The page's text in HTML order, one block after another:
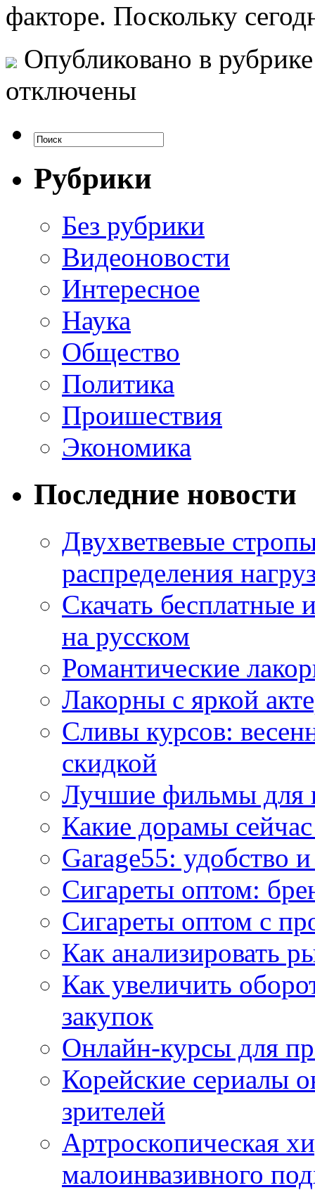
факторе. Поскольку
Опубликовано в
отключены
Рубрики
Без рубрики
Видеоновости
Интересное
Наука
Общество
Политика
Проишествия
Экономика
Последние новости
Двухветвевые
распределения
Скачать
на русском
Романтические
Лакорны с яркой
Сливы курсов:
скидкой
Лучшие фильмы для
Какие дорамы
Garage55: удобство
Сигареты оптом:
Сигареты оптом с
Как анализировать
Как увеличить
закупок
Онлайн-курсы для
Корейские сериалы
зрителей
Артроскопическая
малоинвазивного